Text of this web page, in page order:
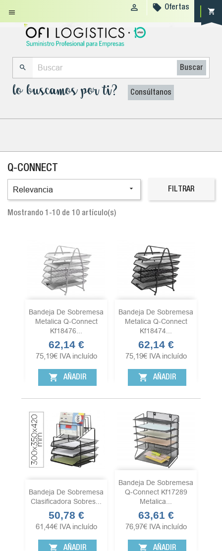
 shopping_cart
  Ofertas
 Buscar
lo buscamos por ti? Consúltanos
Q-CONNECT
Relevancia  FILTRAR
Mostrando 1-10 de 10 artículo(s)
Bandeja De Sobremesa
Metalica Q-Connect
Kf18476...
Precio
62,14 €
75,19€ IVA incluído
shopping_cart AÑADIR
Bandeja De Sobremesa
Metalica Q-Connect
Kf18474...
Precio
62,14 €
75,19€ IVA incluído
shopping_cart AÑADIR
Bandeja De Sobremesa
Clasificadora Sobres...
Precio
50,78 €
61,44€ IVA incluído
shopping_cart AÑADIR
Bandeja De Sobremesa
Q-Connect Kf17289
Metalica...
Precio
63,61 €
76,97€ IVA incluído
shopping_cart AÑADIR